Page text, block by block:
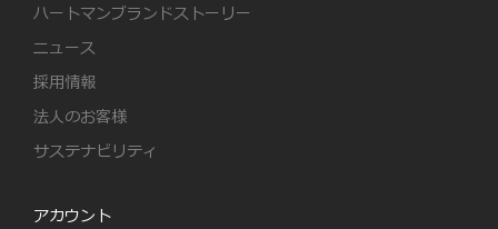
ハートマンブランドストーリー
ニュース
採用情報
法人のお客様
サステナビリティ
アカウント